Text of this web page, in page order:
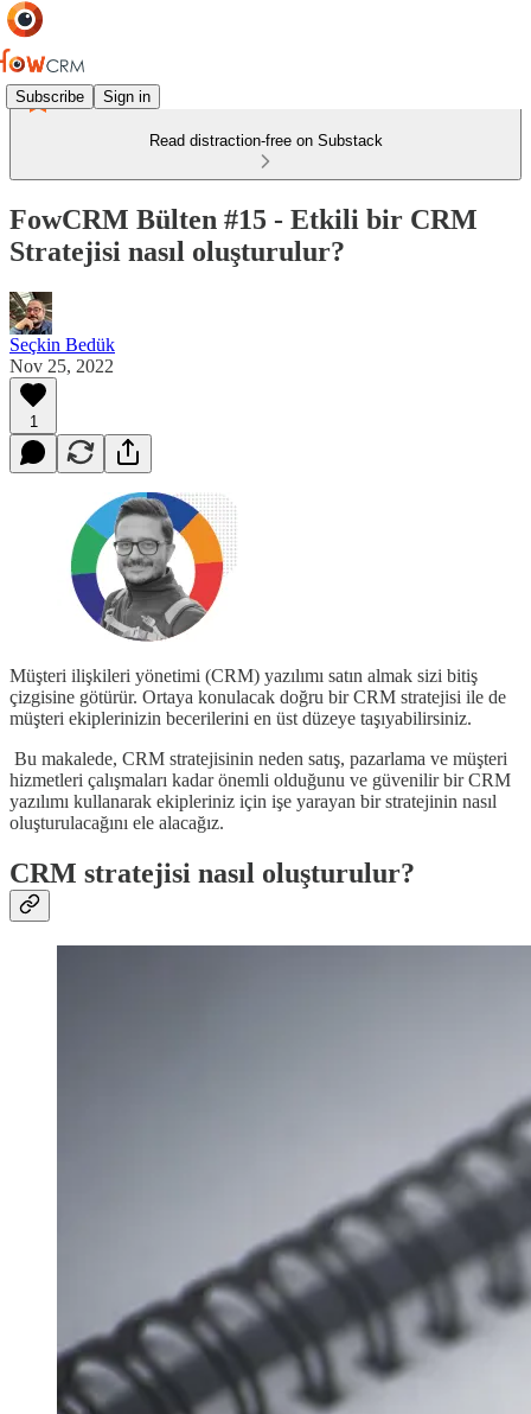
Subscribe Sign in
Read distraction-free on Substack
FowCRM Bülten #15 - Etkili bir CRM
Stratejisi nasıl oluşturulur?
Seçkin Bedük
Nov 25, 2022
1
Müşteri ilişkileri yönetimi (CRM) yazılımı satın almak sizi bitiş
çizgisine götürür. Ortaya konulacak doğru bir CRM stratejisi ile de
müşteri ekiplerinizin becerilerini en üst düzeye taşıyabilirsiniz.
Bu makalede, CRM stratejisinin neden satış, pazarlama ve müşteri
hizmetleri çalışmaları kadar önemli olduğunu ve güvenilir bir CRM
yazılımı kullanarak ekipleriniz için işe yarayan bir stratejinin nasıl
oluşturulacağını ele alacağız.
CRM stratejisi nasıl oluşturulur?